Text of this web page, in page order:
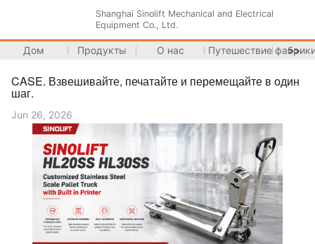
Shanghai Sinolift Mechanical and Electrical
Equipment Co., Ltd.
Дом Продукты О нас Путешествие >>
CASE. Взвешивайте, печатайте и перемещайте в один
шаг.
Jun 26, 2026